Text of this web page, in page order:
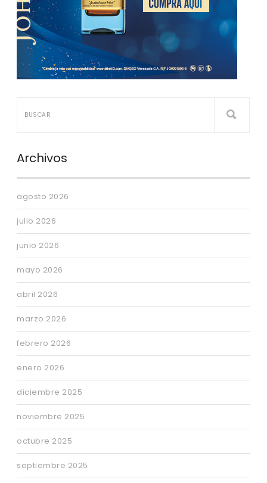
Archivos
agosto 2026
julio 2026
junio 2026
mayo 2026
abril 2026
marzo 2026
febrero 2026
enero 2026
diciembre 2025
noviembre 2025
octubre 2025
septiembre 2025